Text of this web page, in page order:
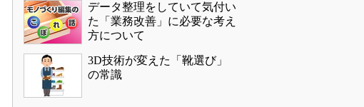
データ整理をしていて気付い
た「業務改善」に必要な考え
方について
3D技術が変えた「靴選び」
の常識